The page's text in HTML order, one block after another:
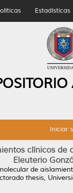
Estadísticas
Iniciar
clínicos
Eleuterio
de
thesis,